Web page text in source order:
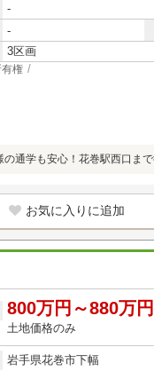
-
-
3区画
有権
通学も安心！花巻駅西口まで
お気に入りに追加
800万円～880万円
土地価格のみ
岩手県花巻市下幅